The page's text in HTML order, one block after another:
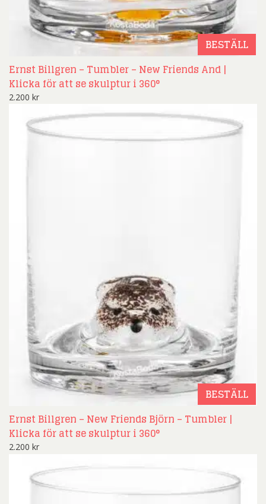
BESTÄLL
Ernst Billgren – Tumbler – New Friends And |
Klicka för att se skulptur i 360°
2.200 kr
BESTÄLL
Ernst Billgren – New Friends Björn – Tumbler |
Klicka för att se skulptur i 360°
2.200 kr